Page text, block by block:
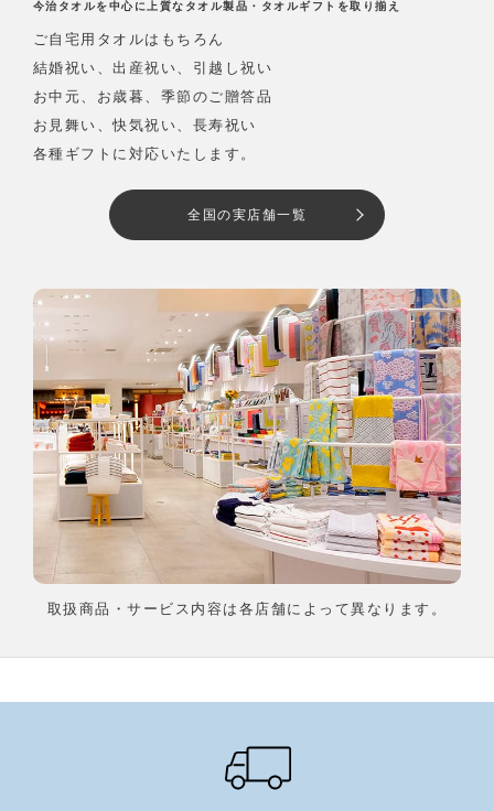
今治タオルを中心に上質なタオル製品・タオルギフトを取り揃え
ご自宅用タオルはもちろん
結婚祝い、出産祝い、引越し祝い
お中元、お歳暮、季節のご贈答品
お見舞い、快気祝い、長寿祝い
各種ギフトに対応いたします。
全国の実店舗一覧
取扱商品・サービス内容は各店舗によって異なります。